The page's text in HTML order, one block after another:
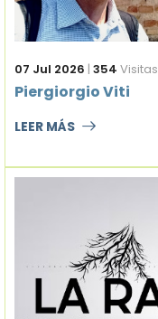
07 Jul 2026 | 354 Visitas
Piergiorgio Viti
LEER MÁS